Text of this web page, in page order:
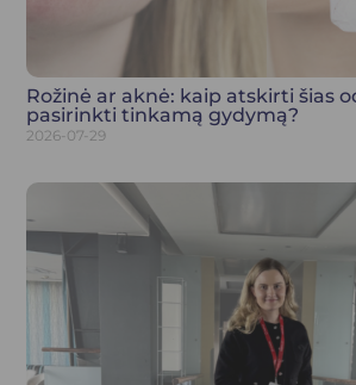
Lazerinė ginekologija
Odos, plaukų, nagų priežiūra
Menopauzės simptomai
D.U.K.
Bendruomenė
Rožinė ar aknė: kaip atskirti šias
pasirinkti tinkamą gydymą?
2026-07-29